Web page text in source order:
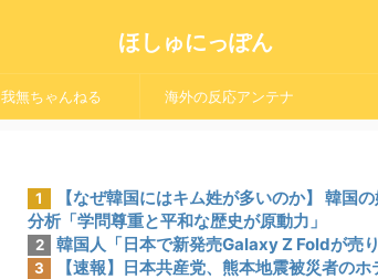
ほしゅにっぽん
我無ちゃんねる 海外の反応アンテナ
1
【なぜ韓国にはキム姓が多いのか】 韓
分析「学問尊重と平和な歴史が原動力」
2 韓国人「日本で新発売Galaxy Z Foldが売
3
【速報】日本共産党、熊本地震被災者の